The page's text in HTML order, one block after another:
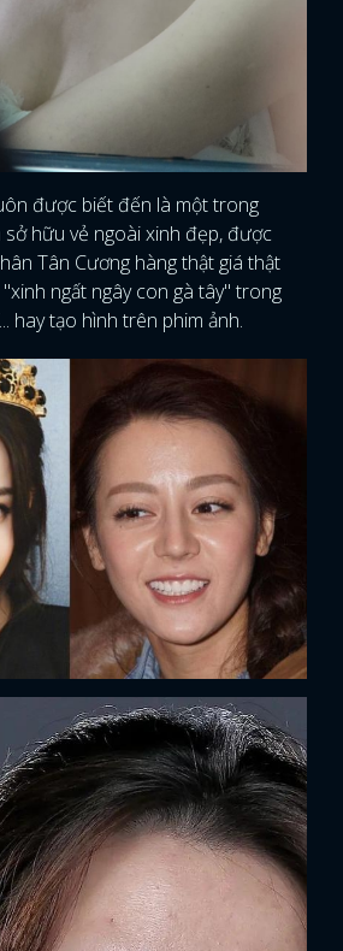
được biết đến là một trong
hữu vẻ ngoài xinh đẹp, được
Tân Cương hàng thật giá thật
ngất ngây con gà tây" trong
hay tạo hình trên phim ảnh.